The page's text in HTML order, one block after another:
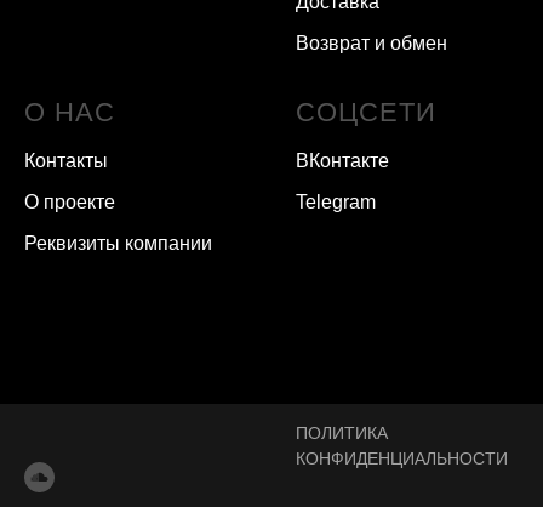
Возврат и обмен
О НАС
Контакты
О проекте
Реквизиты компании
СОЦСЕТИ
ВКонтакте
Telegram
ПОЛИТИКА
КОНФИДЕНЦИАЛЬНОСТИ